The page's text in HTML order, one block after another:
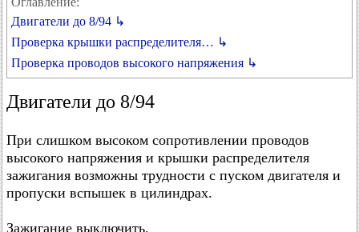
Двигатели до 8/94 ↳
Проверка крышки распределителя… ↳
Проверка проводов высокого напряжения ↳
Двигатели до 8/94
При слишком высоком сопротивлении проводов
высокого напряжения и крышки распределителя
зажигания возможны трудности с пуском двигателя и
пропуски вспышек в цилиндрах.
Зажигание выключить.